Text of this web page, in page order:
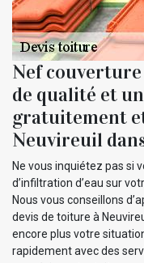
Nef
de qualité et
gratuitement
Neuvireuil
Ne vous inquiétez pas si
d’infiltration d’eau sur
Nous vous conseillons
devis de toiture à
encore plus votre
rapidement avec des